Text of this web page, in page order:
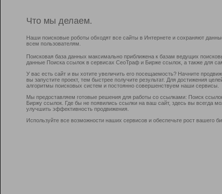
Что мы делаем.
Наши поисковые роботы обходят все сайты в Интернете и сохраняют
всем пользователям.
Поисковая база данных максимально приближена к базам ведущих
данные Поиска ссылок в сервисах СеоТраф и Бирже ссылок, а также для
У вас есть сайт и вы хотите увеличить его посещаемость? Начните
вы запустите проект, тем быстрее получите результат. Для достижения
алгоритмы поисковых систем и постоянно совершенствуем наши сервисы.
Мы предоставляем готовые решения для работы со ссылками: Поиск
Биржу ссылок. Где бы не появились ссылки на ваш сайт, здесь вы всегда
улучшить эффективность продвижения.
Используйте все возможности наших сервисов и обеспечьте рост вашего